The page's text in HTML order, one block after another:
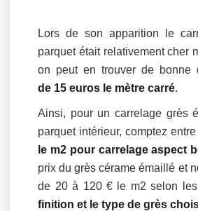
Lors de son apparition le
parquet était relativement cher
on peut en trouver de bonne
de 15 euros le mètre carré.
Ainsi, pour un carrelage grès
parquet intérieur, comptez entre
le m2 pour carrelage aspect
prix du grès cérame émaillé et
de 20 à 120 € le m2 selon
finition et le type de grès